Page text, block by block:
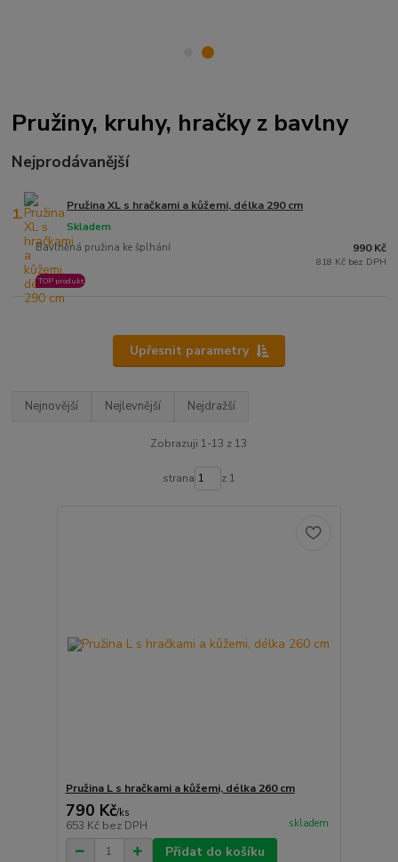
Pružiny, kruhy, hračky z bavlny
Nejprodávanější
1. Pružina XL s hračkami a kůžemi, délka 290 cm
Bavlněná pružina ke šplhání
Skladem
TOP produkt
990 Kč
818 Kč bez DPH
Upřesnit parametry
Nejnovější Nejlevnější Nejdražší
Zobrazuji 1-13 z 13
strana z 1
Pružina L s hračkami a kůžemi, délka 260 cm
790 Kč/ks
653 Kč bez DPH skladem
Přidat do košíku